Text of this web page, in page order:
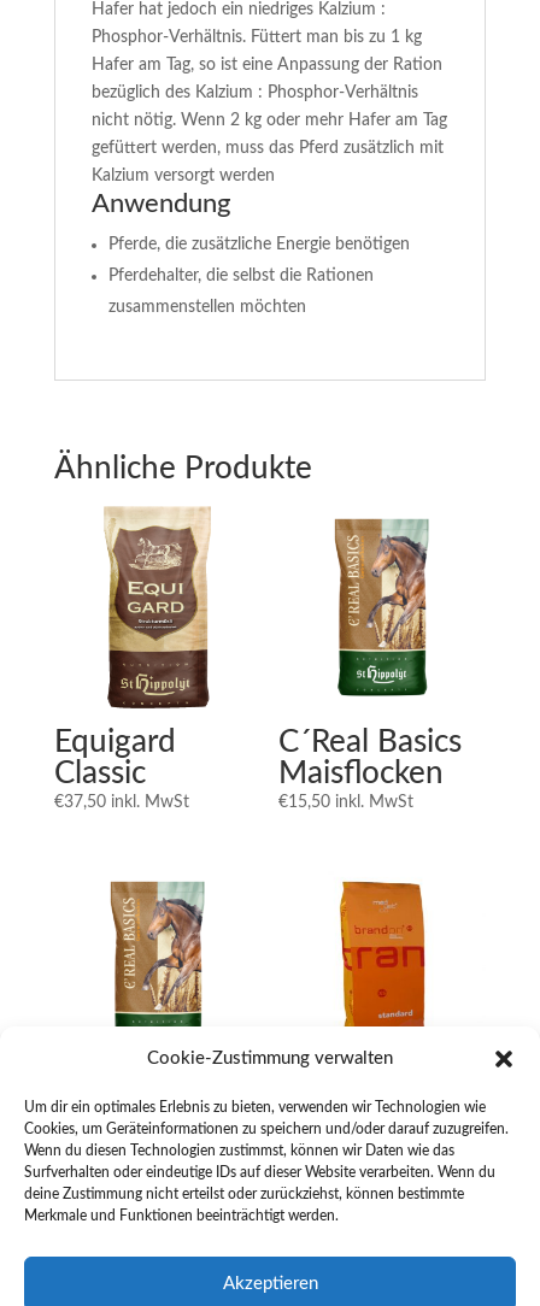
Cookie-Zustimmung verwalten
Um dir ein optimales Erlebnis zu bieten, verwenden wir Technologien wie
Cookies, um Geräteinformationen zu speichern und/oder darauf zuzugreifen.
Wenn du diesen Technologien zustimmst, können wir Daten wie das
Surfverhalten oder eindeutige IDs auf dieser Website verarbeiten. Wenn du
deine Zustimmung nicht erteilst oder zurückziehst, können bestimmte
Merkmale und Funktionen beeinträchtigt werden.
Akzeptieren
Hafer hat jedoch ein niedriges Kalzium :
Phosphor-Verhältnis. Füttert man bis zu 1 kg
Hafer am Tag, so ist eine Anpassung der Ration
bezüglich des Kalzium : Phosphor-Verhältnis
nicht nötig. Wenn 2 kg oder mehr Hafer am Tag
gefüttert werden, muss das Pferd zusätzlich mit
Kalzium versorgt werden
Anwendung
Pferde, die zusätzliche Energie benötigen
Pferdehalter, die selbst die Rationen
zusammenstellen möchten
Ähnliche Produkte
Equigard
Classic
€37,50 inkl. MwSt
C´Real Basics
Maisflocken
€15,50 inkl. MwSt
C´Real Basics
Balance
€15,50 inkl. MwSt
Brandon® xs
€28,70 inkl. MwSt